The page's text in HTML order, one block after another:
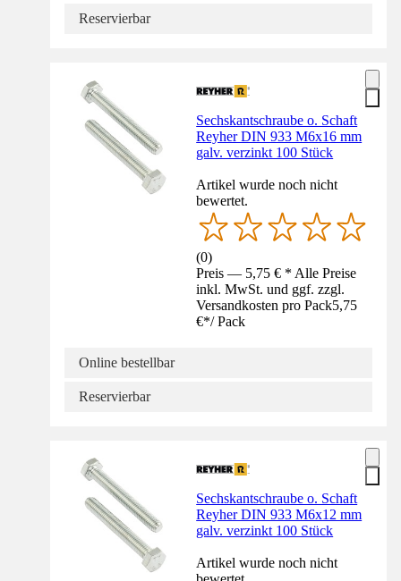
Reservierbar
Sechskantschraube o. Schaft
Reyher DIN 933 M6x16 mm
galv. verzinkt 100 Stück
Artikel wurde noch nicht
bewertet.
(0)
Preis — 5,75 € * Alle Preise
inkl. MwSt. und ggf. zzgl.
Versandkosten pro Pack5,75
€*/ Pack
Online bestellbar
Reservierbar
Sechskantschraube o. Schaft
Reyher DIN 933 M6x12 mm
galv. verzinkt 100 Stück
Artikel wurde noch nicht